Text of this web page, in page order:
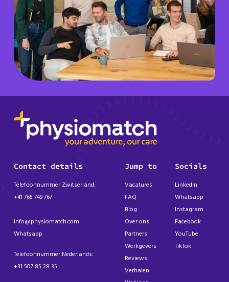
Contact details
Telefoonnummer Zwitserland:
+41 765 749 767
info@physiomatch.com
Whatsapp
Telefoonnummer Nederlands:
+31 507 85 28 35
Jump to
Vacatures
FAQ
Blog
Over ons
Partners
Werkgevers
Reviews
Verhalen
Socials
LinkedIn
Whatsapp
Instagram
Facebook
YouTube
TikTok